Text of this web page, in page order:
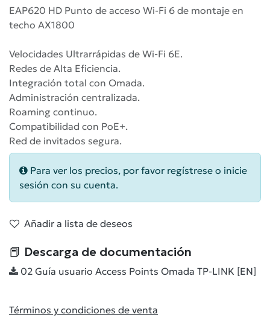
EAP620 HD Punto de acceso Wi-Fi 6 de montaje en
techo AX1800
Velocidades Ultrarrápidas de Wi-Fi 6E.
Redes de Alta Eficiencia.
Integración total con Omada.
Administración centralizada.
Roaming continuo.
Compatibilidad con PoE+.
Red de invitados segura.
Para ver los precios, por favor regístrese o inicie
sesión con su cuenta.
Añadir a lista de deseos
📕 Descarga de documentación
02 Guía usuario Access Points Omada TP-LINK [EN]
Términos y condiciones de venta